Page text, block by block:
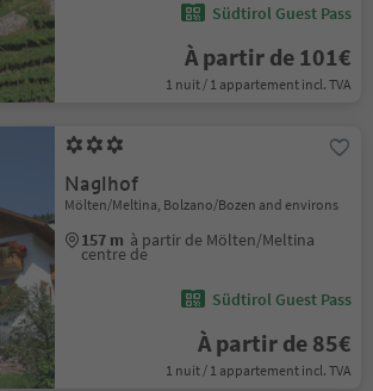
Südtirol Guest Pass
À partir de 101€
1 nuit / 1 appartement incl. TVA
Naglhof
Mölten/Meltina, Bolzano/Bozen and environs
157 m à partir de Mölten/Meltina
centre de
Südtirol Guest Pass
À partir de 85€
1 nuit / 1 appartement incl. TVA